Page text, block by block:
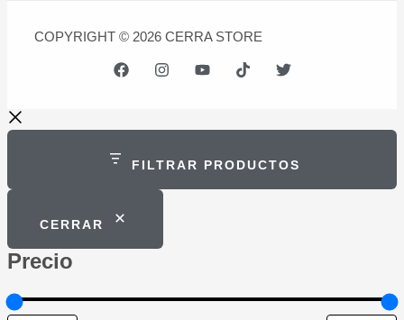
COPYRIGHT © 2026 CERRA STORE
FILTRAR PRODUCTOS
CERRAR
Precio